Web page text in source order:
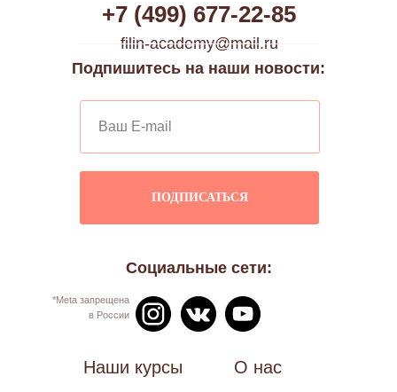
+7 (499) 677-22-85
Наши курсы О нас
filin-academy@mail.ru
Социальные сети:
ПОДПИСАТЬСЯ
Подпишитесь на наши новости:
*Meta запрещена
в России